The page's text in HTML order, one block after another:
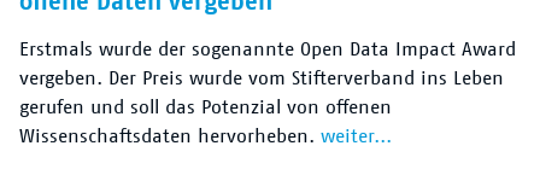
Erstmals wurde der sogenannte Open Data Impact Award
vergeben. Der Preis wurde vom Stifterverband ins Leben
gerufen und soll das Potenzial von offenen
Wissenschaftsdaten hervorheben. weiter...